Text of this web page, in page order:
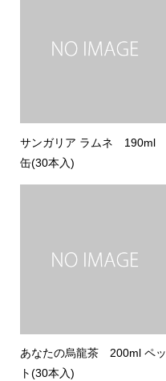
サンガリア ラムネ 190ml
缶(30本入)
あなたの烏龍茶 200ml ペッ
ト(30本入)